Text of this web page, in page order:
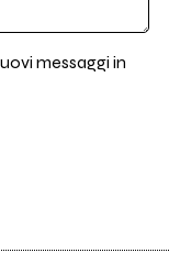
messaggi in